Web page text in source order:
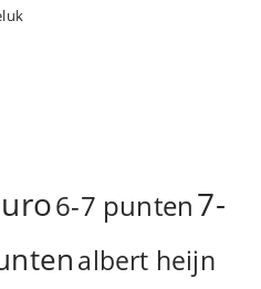
6-7 punten7-
albert heijn